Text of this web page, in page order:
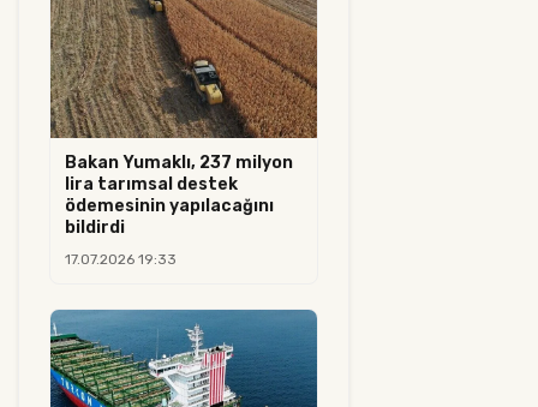
Bakan Yumaklı, 237 milyon
lira tarımsal destek
ödemesinin yapılacağını
bildirdi
17.07.2026 19:33